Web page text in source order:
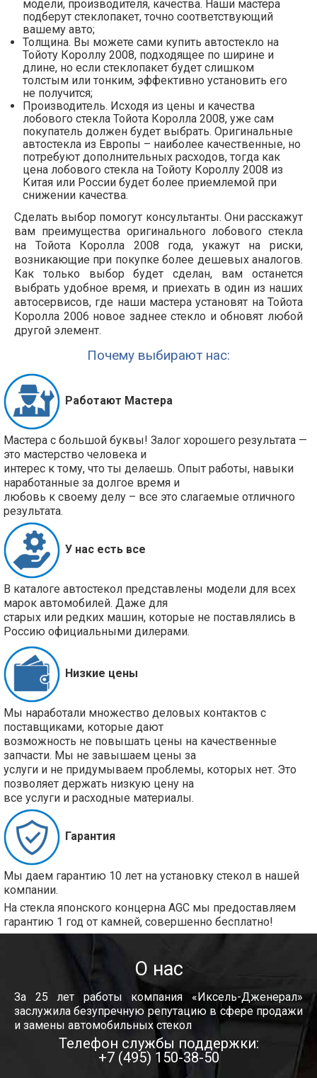
модели, производителя, качества. Наши мастера
подберут стеклопакет, точно соответствующий
вашему авто;
Толщина. Вы можете сами купить автостекло на
Тойоту Короллу 2008, подходящее по ширине и
длине, но если стеклопакет будет слишком
толстым или тонким, эффективно установить его
не получится;
Производитель. Исходя из цены и качества
лобового стекла Тойота Королла 2008, уже сам
покупатель должен будет выбрать. Оригинальные
автостекла из Европы – наиболее качественные, но
потребуют дополнительных расходов, тогда как
цена лобового стекла на Тойоту Короллу 2008 из
Китая или России будет более приемлемой при
снижении качества.
Сделать выбор помогут консультанты. Они расскажут
вам преимущества оригинального лобового стекла
на Тойота Королла 2008 года, укажут на риски,
возникающие при покупке более дешевых аналогов.
Как только выбор будет сделан, вам останется
выбрать удобное время, и приехать в один из наших
автосервисов, где наши мастера установят на Тойота
Королла 2006 новое заднее стекло и обновят любой
другой элемент.
Почему выбирают нас:
Работают Мастера
Мастера с большой буквы! Залог хорошего результата —
это мастерство человека и
интерес к тому, что ты делаешь. Опыт работы, навыки
наработанные за долгое время и
любовь к своему делу – все это слагаемые отличного
результата.
У нас есть все
В каталоге автостекол представлены модели для всех
марок автомобилей. Даже для
старых или редких машин, которые не поставлялись в
Россию официальными дилерами.
Низкие цены
Мы наработали множество деловых контактов с
поставщиками, которые дают
возможность не повышать цены на качественные
запчасти. Мы не завышаем цены за
услуги и не придумываем проблемы, которых нет. Это
позволяет держать низкую цену на
все услуги и расходные материалы.
Гарантия
Мы даем гарантию 10 лет на установку стекол в нашей
компании.
На стекла японского концерна AGC мы предоставляем
гарантию 1 год от камней, совершенно бесплатно!
О нас
За 25 лет работы компания «Иксель-Дженерал»
заслужила безупречную репутацию в сфере продажи
и замены автомобильных стекол
Телефон службы поддержки:
+7 (495) 150-38-50